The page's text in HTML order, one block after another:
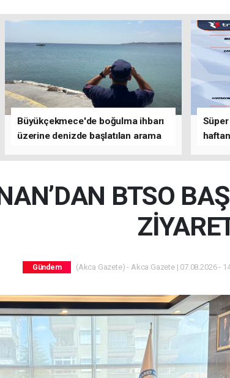
Büyükçekmece'de boğulma ihbarı
üzerine denizde başlatılan arama
Süper
BTSO
Gündem (Akca Gazete) - Akca Gazete | 07.08.2026 -